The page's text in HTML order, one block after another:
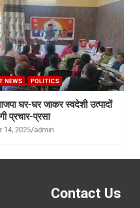
NEWS POLITICS
घर-घर जाकर स्वदेशी उत्पादों
प्रचार-प्रसा
14, 2025 admin
Contact Us